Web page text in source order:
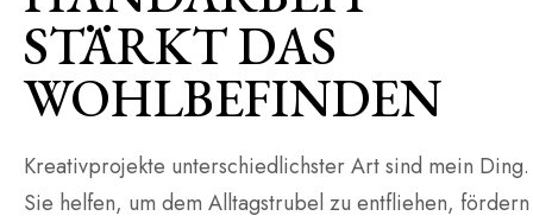
STÄRKT DAS
WOHLBEFINDEN
Kreativprojekte unterschiedlichster Art sind mein Ding.
Sie helfen, um dem Alltagstrubel zu entfliehen, fördern